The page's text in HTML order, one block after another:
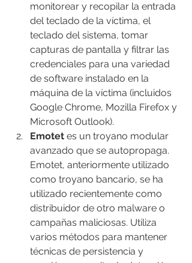
monitorear y recopilar la entrada
del teclado de la víctima, el
teclado del sistema, tomar
capturas de pantalla y filtrar las
credenciales para una variedad
de software instalado en la
máquina de la víctima (incluidos
Google Chrome, Mozilla Firefox y
Microsoft Outlook).
Emotet es un troyano modular
avanzado que se autopropaga.
Emotet, anteriormente utilizado
como troyano bancario, se ha
utilizado recientemente como
distribuidor de otro malware o
campañas maliciosas. Utiliza
varios métodos para mantener
técnicas de persistencia y